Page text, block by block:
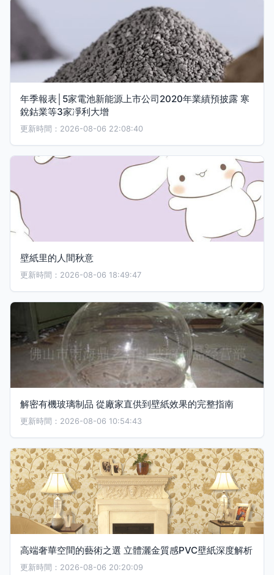
年季報表│5家電池新能源上市公司2020年業績預披露 寒
銳鈷業等3家凈利大增
更新時間：2026-08-06 22:08:40
壁紙里的人間秋意
更新時間：2026-08-06 18:49:47
解密有機玻璃制品 從廠家直供到壁紙效果的完整指南
更新時間：2026-08-06 10:54:43
高端奢華空間的藝術之選 立體灑金質感PVC壁紙深度解析
更新時間：2026-08-06 20:20:09